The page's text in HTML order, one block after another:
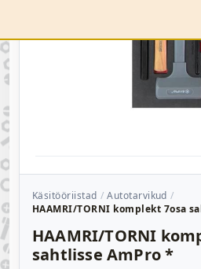
Käsitööriistad
Autotarvikud
HAAMRI/TORNI komplekt 7osa
HAAMRI/TORNI
sahtlisse AmPro *